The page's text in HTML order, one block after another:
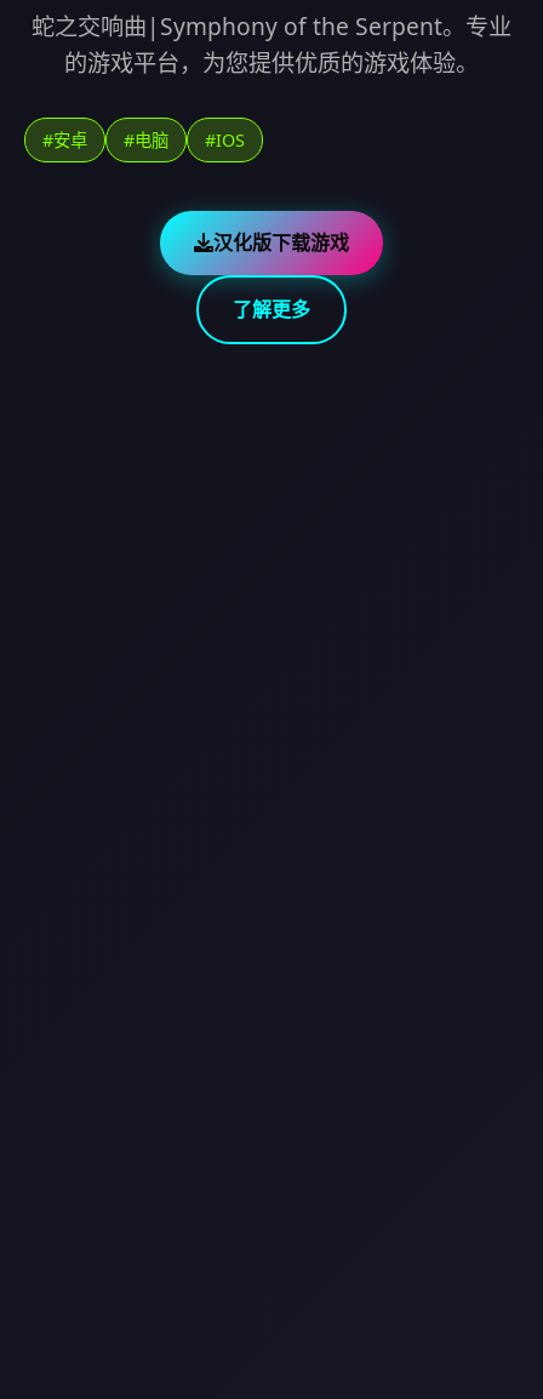
蛇之交响曲|Symphony of the Serpent。专业
的游戏平台，为您提供优质的游戏体验。
#安卓 #电脑 #IOS
汉化版下载游戏
了解更多